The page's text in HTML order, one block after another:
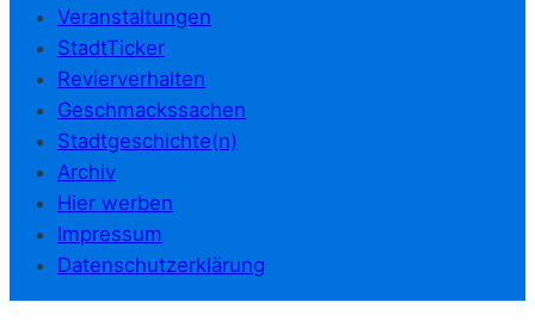
Veranstaltungen
StadtTicker
Revierverhalten
Geschmackssachen
Stadtgeschichte(n)
Archiv
Hier werben
Impressum
Datenschutzerklärung